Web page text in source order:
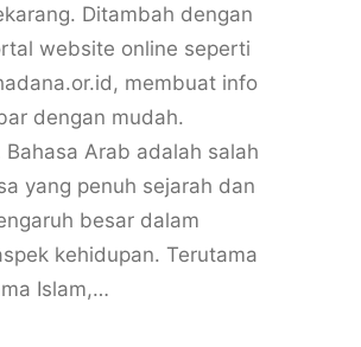
Ditambah dengan
website online seperti
membuat info
dengan mudah.
Arab adalah salah
yang penuh sejarah dan
besar dalam
kehidupan. Terutama
Islam,…